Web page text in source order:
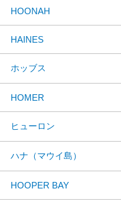
HOONAH
HAINES
ホッブス
HOMER
ヒューロン
ハナ（マウイ島）
HOOPER BAY